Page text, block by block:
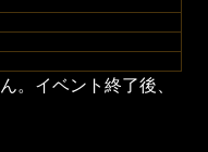
。イベント終了後、